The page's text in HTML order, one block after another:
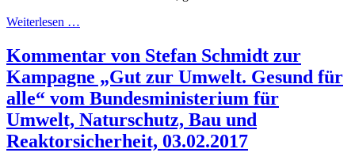
Weiterlesen …
Kommentar von Stefan Schmidt zur
Kampagne „Gut zur Umwelt. Gesund für
alle“ vom Bundesministerium für
Umwelt, Naturschutz, Bau und
Reaktorsicherheit, 03.02.2017